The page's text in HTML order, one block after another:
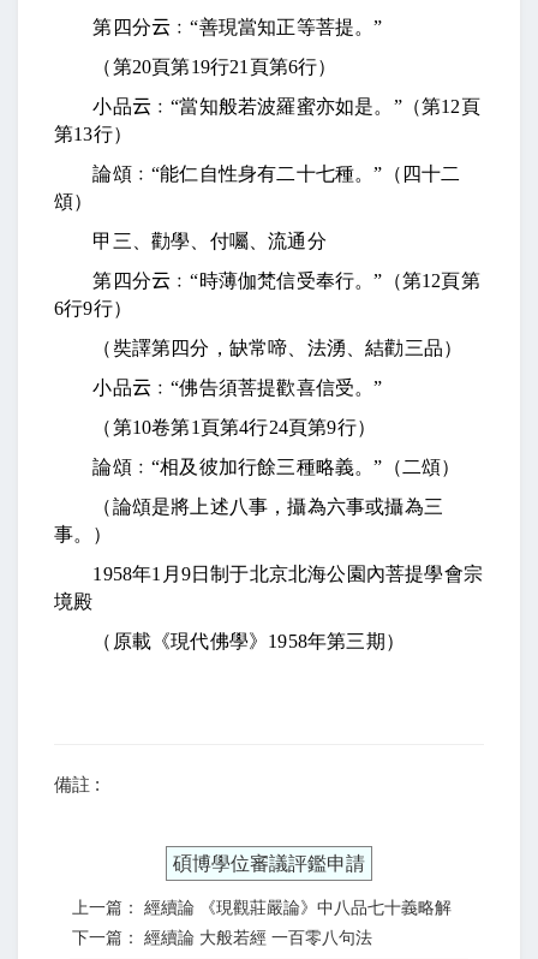
第四分云 ﹕“善現當知正等菩提。”
（第20頁第19行21 頁第6行）
小品云 ﹕“當知般若波羅蜜亦如是。”（第12頁
第13行）
論頌﹕“能仁自性身有二十七種。”（四十二
頌）
甲三、勸學、付囑、流通分
第四分云 ﹕“時薄伽梵信受奉行。”（第12頁第
6行9行）
（奘譯第四分，缺常啼、法湧、結勸三品）
小品云 ﹕“佛告須菩提歡喜信受。”
（第10卷第1 頁第4行24頁第9行）
論頌﹕“相及彼加行餘三種略義。”（二頌）
（論頌是將上述八事，攝為六事或攝為三
事。）
1958年1 月 9日制于北京北海公園內菩提學會宗
境殿
（原載《現代佛學》 1958年第三期）
備註 :
碩博學位審議評鑑申請
上一篇： 經續論 《現觀莊嚴論》中八品七十義略解
下一篇： 經續論 大般若經 一百零八句法